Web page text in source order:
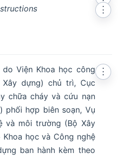
⋮
do Viện Khoa học công
dựng) chủ trì, Cục
chữa cháy và cứu nạn
phối hợp biên soạn, Vụ
và môi trường (Bộ Xây
học và Công nghệ
ban hành kèm theo
⋮